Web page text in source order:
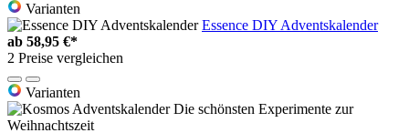
Varianten
Essence DIY Adventskalender
ab 58,95 €*
2 Preise vergleichen
Varianten